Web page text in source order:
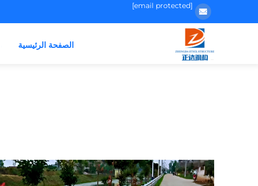
[email protected]
الصفحة الرئيسية